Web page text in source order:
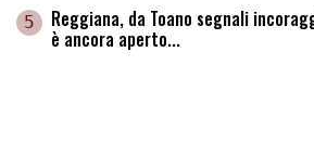
5 Reggiana, da Toano segnali
è ancora aperto...